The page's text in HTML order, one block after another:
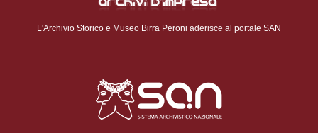
L'Archivio Storico e Museo Birra Peroni aderisce al portale SAN